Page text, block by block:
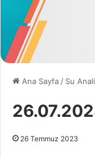
Ana Sayfa / Su
26 Temmuz 2023